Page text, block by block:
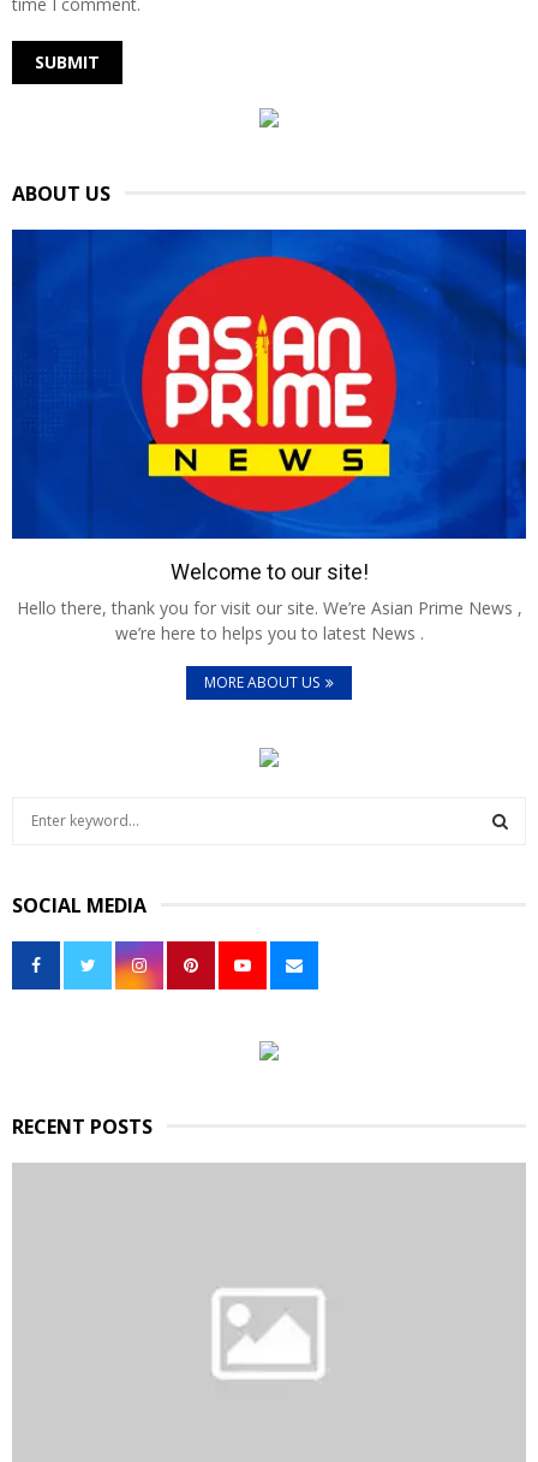
ABOUT US
Welcome to our site!
Hello there, thank you for visit our site. We’re Asian Prime News ,
we’re here to helps you to latest News .
MORE ABOUT US
c
o
SOCIAL MEDIA
RECENT POSTS